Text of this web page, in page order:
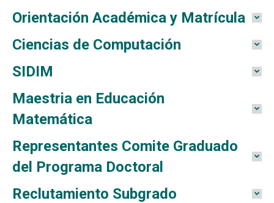
Orientación Académica y Matrícula
Ciencias de Computación
SIDIM
Maestria en Educación
Matemática
Representantes Comite Graduado
del Programa Doctoral
Reclutamiento Subgrado